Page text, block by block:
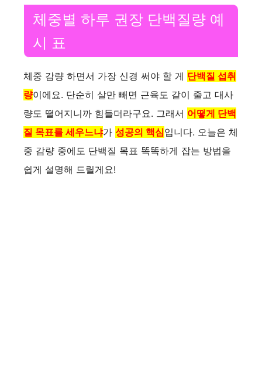
체중별 하루 권장 단백질량 예
시 표
체중 감량 하면서 가장 신경 써야 할 게 단백질 섭취
량이에요. 단순히 살만 빼면 근육도 같이 줄고 대사
량도 떨어지니까 힘들더라구요. 그래서 어떻게 단백
질 목표를 세우느냐가 성공의 핵심입니다. 오늘은 체
중 감량 중에도 단백질 목표 똑똑하게 잡는 방법을
쉽게 설명해 드릴게요!